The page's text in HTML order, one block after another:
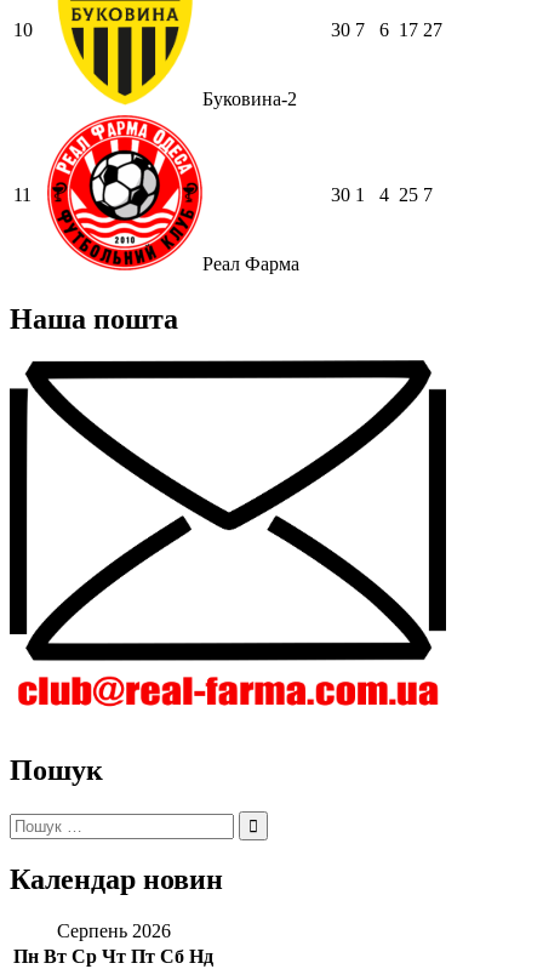
10
Буковина-2
30 7 6 17 27
11
Реал Фарма
30 1 4 25 7
Наша пошта
Пошук
Пошук:
Календар новин
Серпень 2026
Пн Вт Ср Чт Пт Сб Нд